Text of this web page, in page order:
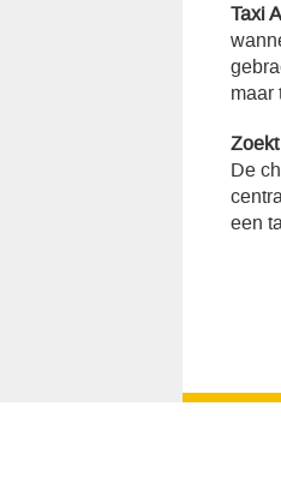
Taxi
maar
De
een